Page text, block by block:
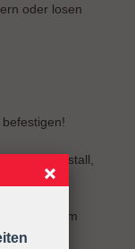
oder losen
Laufstall,
zum